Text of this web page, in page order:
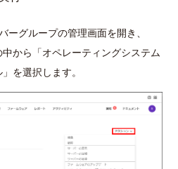
ーグループの管理画面を開き、
中から「オペレーティングシステム
を選択します。